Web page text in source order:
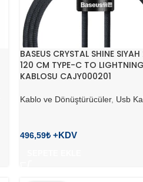
BASEUS CRYSTAL SHINE
120 CM TYPE-C TO
KABLOSU CAJY000201
Kablo ve Dönüştürücüler, Usb
496,59₺